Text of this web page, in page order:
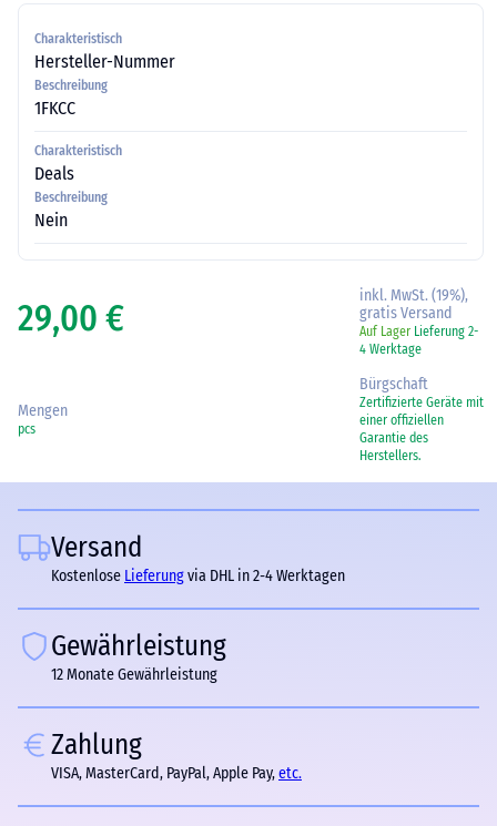
Charakteristisch
Hersteller-Nummer
Beschreibung
1FKCC
Charakteristisch
Deals
Beschreibung
Nein
29,00 €
inkl. MwSt. (19%),
gratis Versand
Auf Lager Lieferung 2-
4 Werktage
Mengen
pcs
Bürgschaft
Zertifizierte Geräte mit
einer offiziellen
Garantie des
Herstellers.
Versand
Kostenlose Lieferungvia DHL in 2-4 Werktagen
Gewährleistung
12 Monate Gewährleistung
Zahlung
VISA, MasterCard, PayPal, Apple Pay,etc.